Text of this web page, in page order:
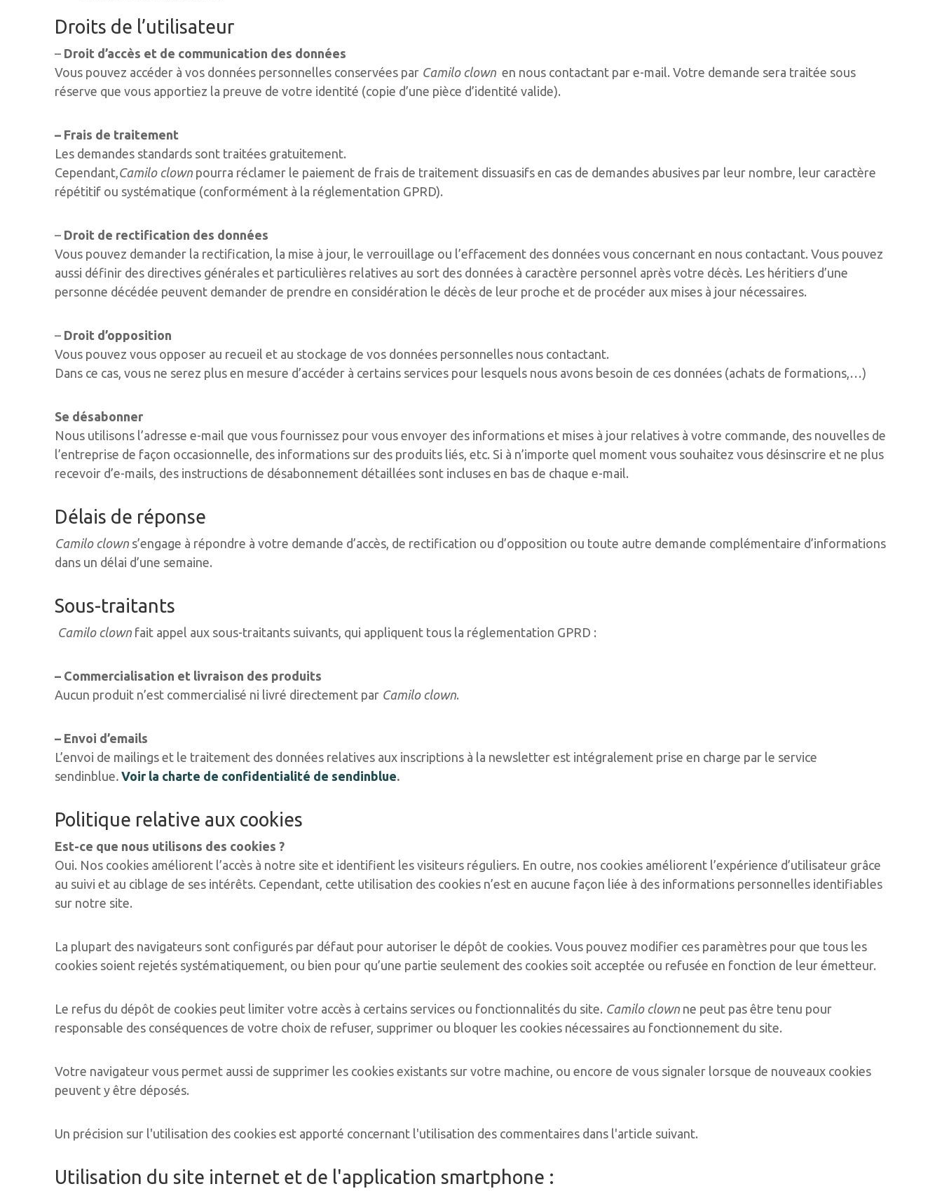
Droits de l’utilisateur
– Droit d’accès et de communication des données
Vous pouvez accéder à vos données personnelles conservées par Camilo clown en nous contactant par e-mail. Votre demande sera traitée sous
réserve que vous apportiez la preuve de votre identité (copie d’une pièce d’identité valide).
– Frais de traitement
Les demandes standards sont traitées gratuitement.
Cependant,Camilo clown pourra réclamer le paiement de frais de traitement dissuasifs en cas de demandes abusives par leur nombre, leur caractère
répétitif ou systématique (conformément à la réglementation GPRD).
– Droit de rectification des données
Vous pouvez demander la rectification, la mise à jour, le verrouillage ou l’effacement des données vous concernant en nous contactant. Vous pouvez
aussi définir des directives générales et particulières relatives au sort des données à caractère personnel après votre décès. Les héritiers d’une
personne décédée peuvent demander de prendre en considération le décès de leur proche et de procéder aux mises à jour nécessaires.
– Droit d’opposition
Vous pouvez vous opposer au recueil et au stockage de vos données personnelles nous contactant.
Dans ce cas, vous ne serez plus en mesure d’accéder à certains services pour lesquels nous avons besoin de ces données (achats de formations,…)
Se désabonner
Nous utilisons l’adresse e-mail que vous fournissez pour vous envoyer des informations et mises à jour relatives à votre commande, des nouvelles de
l’entreprise de façon occasionnelle, des informations sur des produits liés, etc. Si à n’importe quel moment vous souhaitez vous désinscrire et ne plus
recevoir d’e-mails, des instructions de désabonnement détaillées sont incluses en bas de chaque e-mail.
Délais de réponse
Camilo clown s’engage à répondre à votre demande d’accès, de rectification ou d’opposition ou toute autre demande complémentaire d’informations
dans un délai d’une semaine.
Sous-traitants
Camilo clown fait appel aux sous-traitants suivants, qui appliquent tous la réglementation GPRD :
– Commercialisation et livraison des produits
Aucun produit n’est commercialisé ni livré directement par Camilo clown.
– Envoi d’emails
L’envoi de mailings et le traitement des données relatives aux inscriptions à la newsletter est intégralement prise en charge par le service
sendinblue. Voir la charte de confidentialité de sendinblue.
Politique relative aux cookies
Est-ce que nous utilisons des cookies ?
Oui. Nos cookies améliorent l’accès à notre site et identifient les visiteurs réguliers. En outre, nos cookies améliorent l’expérience d’utilisateur grâce
au suivi et au ciblage de ses intérêts. Cependant, cette utilisation des cookies n’est en aucune façon liée à des informations personnelles identifiables
sur notre site.
La plupart des navigateurs sont configurés par défaut pour autoriser le dépôt de cookies. Vous pouvez modifier ces paramètres pour que tous les
cookies soient rejetés systématiquement, ou bien pour qu’une partie seulement des cookies soit acceptée ou refusée en fonction de leur émetteur.
Le refus du dépôt de cookies peut limiter votre accès à certains services ou fonctionnalités du site. Camilo clown ne peut pas être tenu pour
responsable des conséquences de votre choix de refuser, supprimer ou bloquer les cookies nécessaires au fonctionnement du site.
Votre navigateur vous permet aussi de supprimer les cookies existants sur votre machine, ou encore de vous signaler lorsque de nouveaux cookies
peuvent y être déposés.
Un précision sur l'utilisation des cookies est apporté concernant l'utilisation des commentaires dans l'article suivant.
Utilisation du site internet et de l'application smartphone :